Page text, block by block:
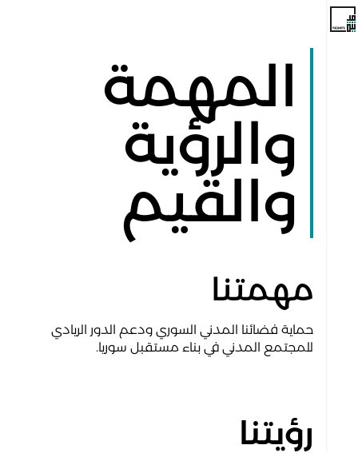
المهمة
والرؤية
والقيم
مهمتنا
حماية فضائنا المدني السوري ودعم الدور الريادي
للمجتمع المدني في بناء مستقبل سوريا.
رؤيتنا